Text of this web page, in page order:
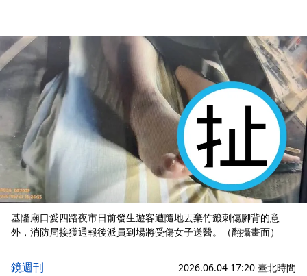
基隆廟口愛四路夜市日前發生遊客遭隨地丟棄竹籤刺傷腳背的意
外，消防局接獲通報後派員到場將受傷女子送醫。（翻攝畫面）
鏡週刊 2026.06.04 17:20 臺北時間